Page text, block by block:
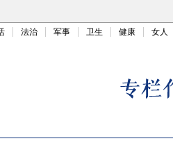
法治 军事 卫生 健康 女人